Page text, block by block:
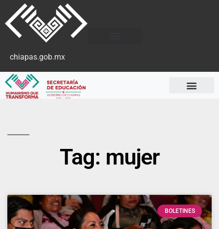
chiapas.gob.mx
Tag: mujer
BOLETINES